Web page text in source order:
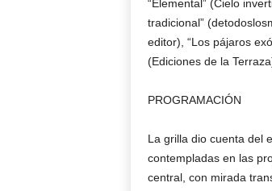
“Elemental” (Cielo
tradicional”
editor), “Los pájaros
(Ediciones de la
PROGRAMACIÓN
La grilla dio cuenta del
contempladas en las
central, con mirada